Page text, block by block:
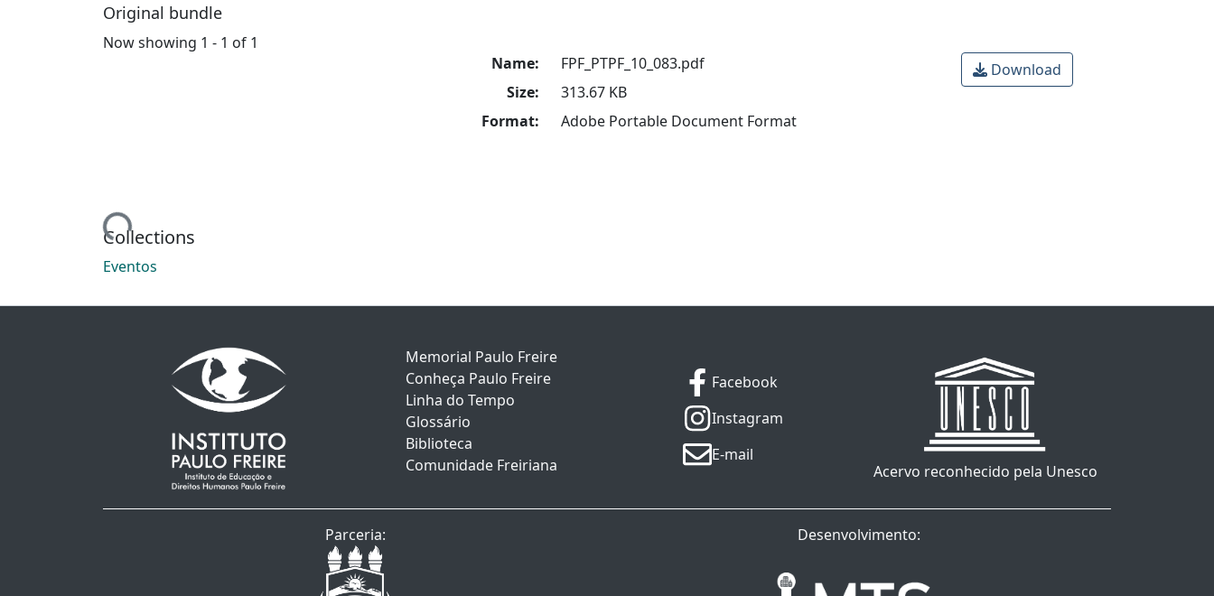
Original bundle
Now showing 1 - 1 of 1
Loading...
Name:
FPF_PTPF_10_083.pdf
Size:
313.67 KB
Format:
Adobe Portable Document Format
Download
Collections
Eventos
Memorial Paulo Freire
Conheça Paulo Freire
Linha do Tempo
Glossário
Biblioteca
Comunidade Freiriana
Facebook
Instagram
E-mail
Acervo reconhecido pela Unesco
Parceria: Desenvolvimento: